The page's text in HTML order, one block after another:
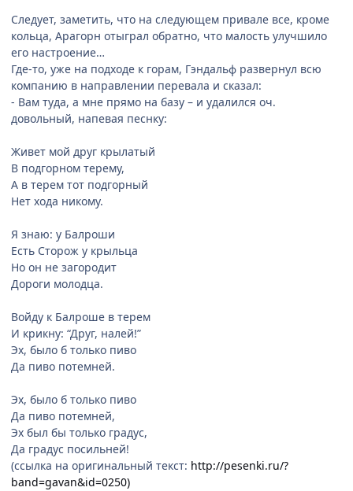
Следует, заметить, что на следующем привале все, кроме
кольца, Арагорн отыграл обратно, что малость улучшило
его настроение…
Где-то, уже на подходе к горам, Гэндальф развернул всю
компанию в направлении перевала и сказал:
- Вам туда, а мне прямо на базу – и удалился оч.
довольный, напевая песнку:
Живет мой друг крылатый
В подгорном терему,
А в терем тот подгорный
Нет хода никому.
Я знаю: у Балроши
Есть Сторож у крыльца
Но он не загородит
Дороги молодца.
Войду к Балроше в терем
И крикну: “Друг, налей!”
Эх, было б только пиво
Да пиво потемней.
Эх, было б только пиво
Да пиво потемней,
Эх был бы только градус,
Да градус посильней!
(ссылка на оригинальный текст: http://pesenki.ru/?
band=gavan&id=0250)